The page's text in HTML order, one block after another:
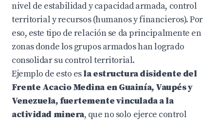
nivel de estabilidad y capacidad armada, control
territorial y recursos (humanos y financieros). Por
eso, este tipo de relación se da principalmente en
zonas donde los grupos armados han logrado
consolidar su control territorial.
Ejemplo de esto esla estructura disidente del
Frente Acacio Medina en Guainía, Vaupés y
Venezuela, fuertemente vinculada a la
actividad minera, que no solo ejerce control